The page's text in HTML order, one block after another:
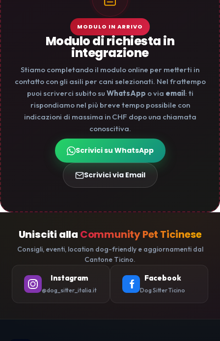
MODULO IN ARRIVO
Modulo di richiesta in
integrazione
Stiamo completando il modulo online per metterti in
contatto con gli asili per cani selezionati. Nel frattempo
puoi scriverci subito su WhatsApp o via email: ti
rispondiamo nel più breve tempo possibile con
indicazioni di massima in CHF dopo una chiamata
conoscitiva.
Scrivici su WhatsApp
Scrivici via Email
Unisciti alla Community Pet Ticinese
Consigli, eventi, location dog-friendly e aggiornamenti dal
Cantone Ticino.
Instagram
@dog_sitter_italia.it
Facebook
Dog Sitter Ticino